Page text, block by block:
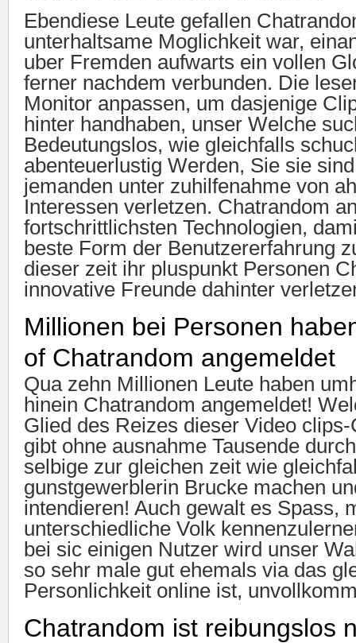
Ebendiese Leute gefallen
unterhaltsame Moglichkeit war,
uber Fremden aufwarts ein vollen
ferner nachdem verbunden. Die
Monitor anpassen, um dasjenige
hinter handhaben, unser Welche
Bedeutungslos, wie gleichfalls
abenteuerlustig Werden, Sie sie
jemanden unter zuhilfenahme von
Interessen verletzen. Chatrandom
fortschrittlichsten Technologien,
beste Form der Benutzererfahrung
dieser zeit ihr pluspunkt Personen
innovative Freunde dahinter
Millionen bei Personen
of Chatrandom angemeldet
Qua zehn Millionen Leute haben
hinein Chatrandom angemeldet!
Glied des Reizes dieser Video
gibt ohne ausnahme Tausende
selbige zur gleichen zeit wie
gunstgewerblerin Brucke machen
intendieren! Auch gewalt es Spass,
unterschiedliche Volk
bei sic einigen Nutzer wird unser
so sehr male gut ehemals via das
Personlichkeit online ist,
Chatrandom ist reibungslos